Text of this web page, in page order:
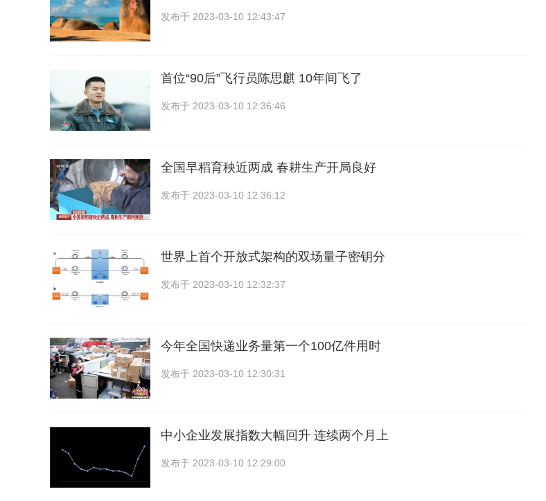
发布于 2023-03-10 12:43:47
首位“90后”飞行员陈思麒 10年间飞了
发布于 2023-03-10 12:36:46
全国早稻育秧近两成 春耕生产开局良好
发布于 2023-03-10 12:36:12
世界上首个开放式架构的双场量子密钥分
发布于 2023-03-10 12:32:37
今年全国快递业务量第一个100亿件用时
发布于 2023-03-10 12:30:31
中小企业发展指数大幅回升 连续两个月上
发布于 2023-03-10 12:29:00